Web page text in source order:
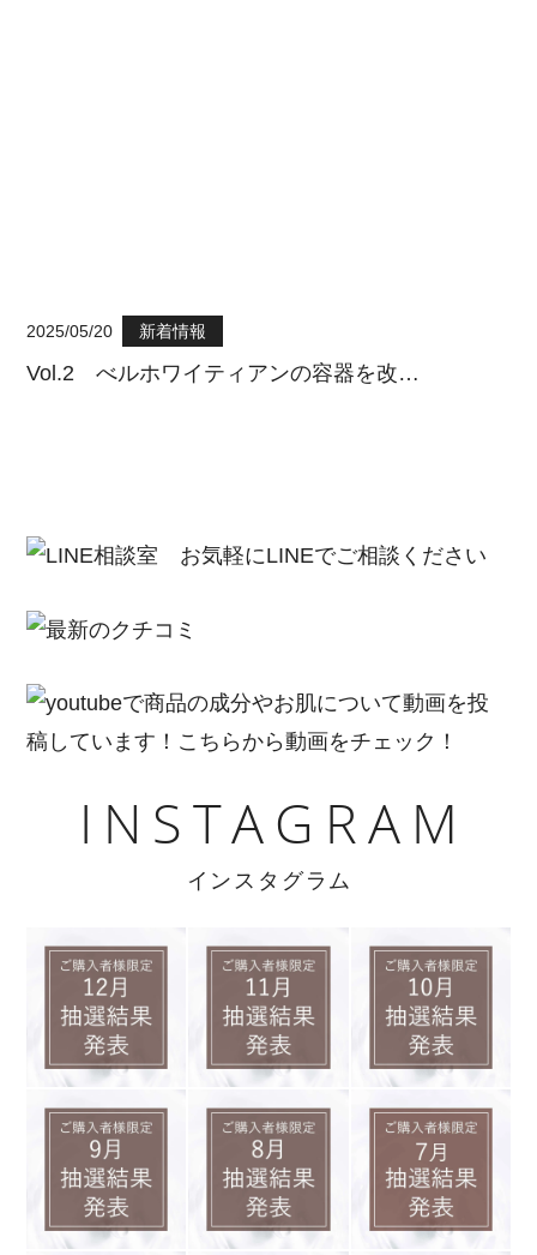
2025/05/20 新着情報
Vol.2 べルホワイティアンの容器を改…
INSTAGRAM
インスタグラム